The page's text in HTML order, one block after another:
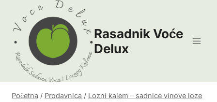
content
Rasadnik Voće
Delux
Početna / Prodavnica / Lozni kalem – sadnice vinove loze